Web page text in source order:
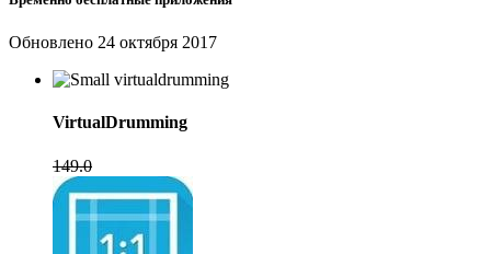
Обновлено 24 октября 2017
VirtualDrumming
149.0